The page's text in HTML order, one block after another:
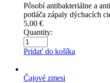
Pôsobí antibakteriálne a
potláča zápaly dýchacích
5,00 €
Quantity:
Pridať do košíka
Čajové zmesi